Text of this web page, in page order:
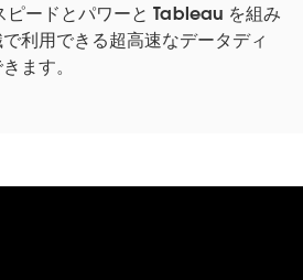
ピードとパワーと Tableau を組み
利用できる超高速なデータディ
ます。